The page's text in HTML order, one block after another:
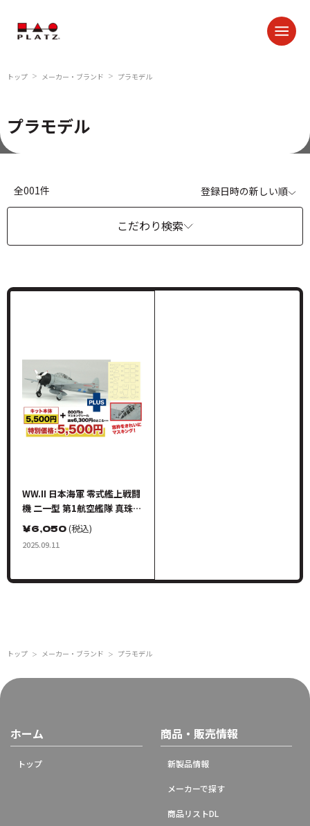
トップ ＞ メーカー・ブランド ＞ プラモデル
プラモデル
こだわり検索
全001件 登録日時の新しい順
WW.II 日本海軍 零式艦上戦闘
機 二一型 第1航空艦隊 真珠湾
攻撃 風防フレームマスキング
シール付属
￥6,050(税込)
2025.09.11
トップ ＞ メーカー・ブランド ＞ プラモデル
ホーム
トップ
商品・販売情報
新製品情報
メーカーで探す
商品リストDL